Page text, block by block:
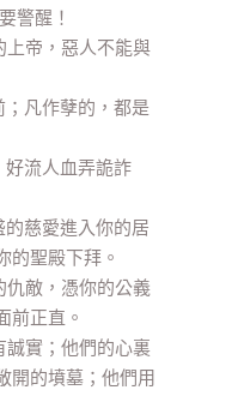
警醒！
帝，惡人不能與
凡作孽的，都是
流人血弄詭詐
慈愛進入你的居
的聖殿下拜。
敵，憑你的公義
前正直。
實；他們的心裏
開的墳墓；他們用